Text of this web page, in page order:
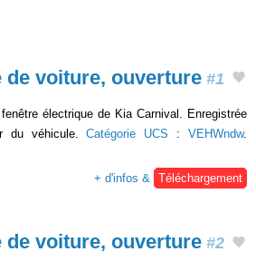
voiture, ouverture #1
électrique de Kia Carnival. Enregistrée
du véhicule.Catégorie UCS :VEHWndw.
+ d'infos & Téléchargement
voiture, ouverture #2